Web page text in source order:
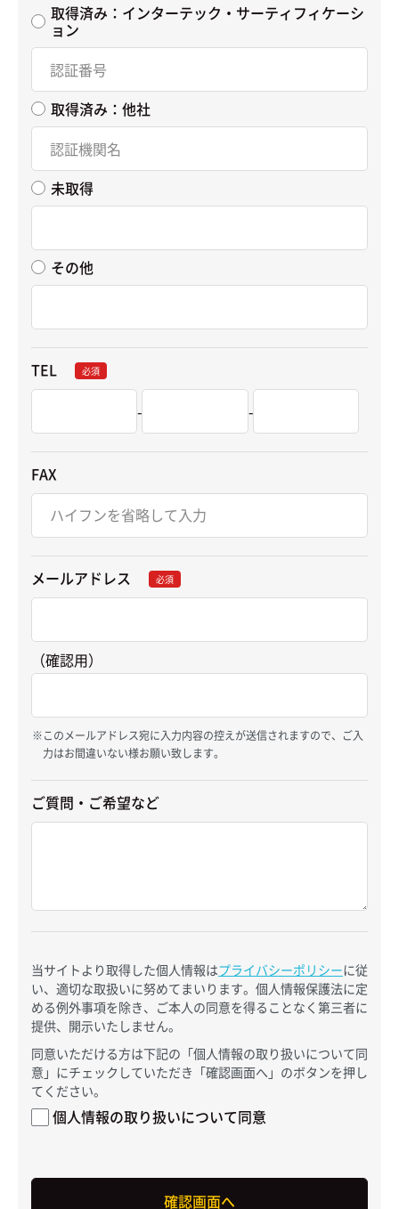
取得済み：インターテック・サーティフィケーシ
ョン
取得済み：他社
未取得
その他
TEL 必須
- -
FAX
メールアドレス 必須
（確認用）
このメールアドレス宛に入力内容の控えが送信されますので、ご入
力はお間違いない様お願い致します。
ご質問・ご希望など
当サイトより取得した個人情報はプライバシーポリシーに従
い、適切な取扱いに努めてまいります。個人情報保護法に定
める例外事項を除き、ご本人の同意を得ることなく第三者に
提供、開示いたしません。
同意いただける方は下記の「個人情報の取り扱いについて同
意」にチェックしていただき「確認画面へ」のボタンを押し
てください。
個人情報の取り扱いについて同意